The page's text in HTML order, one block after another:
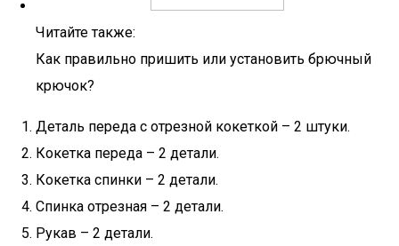
Читайте также:
Как правильно пришить или установить брючный
крючок?
Деталь переда с отрезной кокеткой – 2 штуки.
Кокетка переда – 2 детали.
Кокетка спинки – 2 детали.
Спинка отрезная – 2 детали.
Рукав – 2 детали.